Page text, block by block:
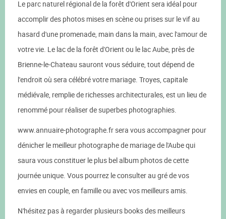
Le parc naturel régional de la forêt d'Orient sera idéal pour
accomplir des photos mises en scène ou prises sur le vif au
hasard d'une promenade, main dans la main, avec l'amour de
votre vie. Le lac de la forêt d'Orient ou le lac Aube, près de
Brienne-le-Chateau sauront vous séduire, tout dépend de
l'endroit où sera célébré votre mariage. Troyes, capitale
médiévale, remplie de richesses architecturales, est un lieu de
renommé pour réaliser de superbes photographies.
www.annuaire-photographe.fr sera vous accompagner pour
dénicher le meilleur photographe de mariage de l'Aube qui
saura vous constituer le plus bel album photos de cette
journée unique. Vous pourrez le consulter au gré de vos
envies en couple, en famille ou avec vos meilleurs amis.
N'hésitez pas à regarder plusieurs books des meilleurs